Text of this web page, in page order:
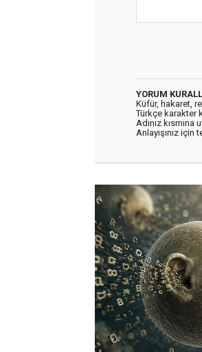
YORUM
Küfür, hakaret,
Türkçe karakter
Adınız
Anlayışınız için